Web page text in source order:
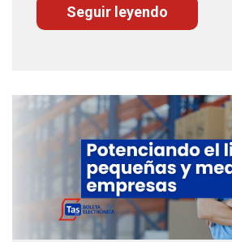
Seguir leyendo